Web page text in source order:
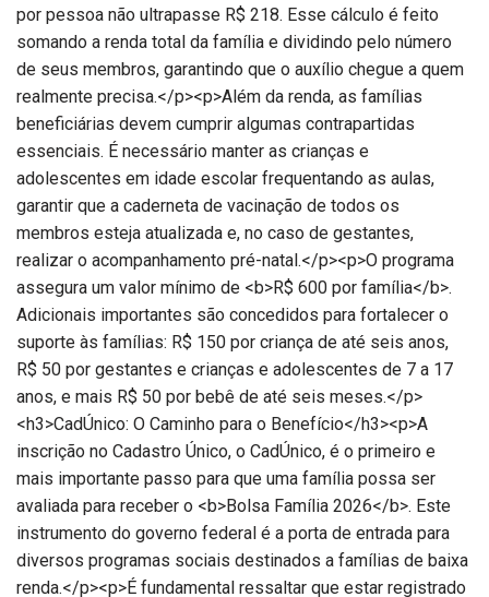
por pessoa não ultrapasse R$ 218. Esse cálculo é feito
somando a renda total da família e dividindo pelo número
de seus membros, garantindo que o auxílio chegue a quem
realmente precisa.</p><p>Além da renda, as famílias
beneficiárias devem cumprir algumas contrapartidas
essenciais. É necessário manter as crianças e
adolescentes em idade escolar frequentando as aulas,
garantir que a caderneta de vacinação de todos os
membros esteja atualizada e, no caso de gestantes,
realizar o acompanhamento pré-natal.</p><p>O programa
assegura um valor mínimo de <b>R$ 600 por família</b>.
Adicionais importantes são concedidos para fortalecer o
suporte às famílias: R$ 150 por criança de até seis anos,
R$ 50 por gestantes e crianças e adolescentes de 7 a 17
anos, e mais R$ 50 por bebê de até seis meses.</p>
<h3>CadÚnico: O Caminho para o Benefício</h3><p>A
inscrição no Cadastro Único, o CadÚnico, é o primeiro e
mais importante passo para que uma família possa ser
avaliada para receber o <b>Bolsa Família 2026</b>. Este
instrumento do governo federal é a porta de entrada para
diversos programas sociais destinados a famílias de baixa
renda.</p><p>É fundamental ressaltar que estar registrado